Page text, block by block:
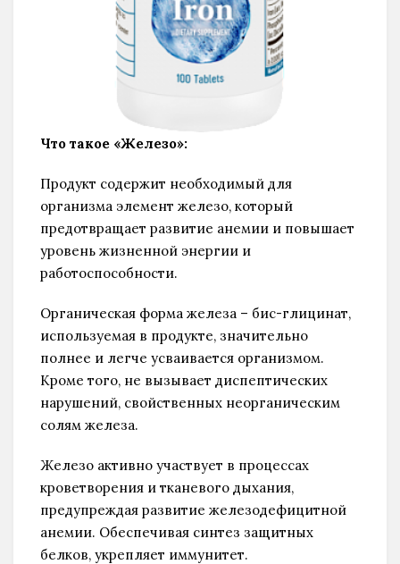
Что такое «Железо»:
Продукт содержит необходимый для
организма элемент железо, который
предотвращает развитие анемии и повышает
уровень жизненной энергии и
работоспособности.
Органическая форма железа – бис-глицинат,
используемая в продукте, значительно
полнее и легче усваивается организмом.
Кроме того, не вызывает диспептических
нарушений, свойственных неорганическим
солям железа.
Железо активно участвует в процессах
кроветворения и тканевого дыхания,
предупреждая развитие железодефицитной
анемии. Обеспечивая синтез защитных
белков, укрепляет иммунитет.